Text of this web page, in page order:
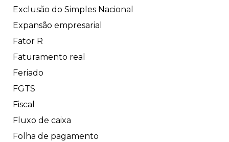
Exclusão do Simples Nacional
Expansão empresarial
Fator R
Faturamento real
Feriado
FGTS
Fiscal
Fluxo de caixa
Folha de pagamento